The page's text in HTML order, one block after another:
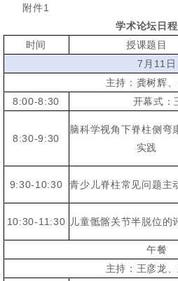
附件1
学术论坛日
时间
授课题目
7月11日
主持：龚树辉
8:00-8:30
开幕式：
8:30-9:30
脑科学视角下脊柱侧弯
实践
9:30-10:30 青少儿脊柱常见问题主
10:30-11:30 儿童骶髂关节半脱位的
午餐
主持：王彦龙